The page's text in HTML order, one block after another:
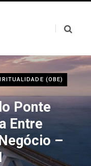
(OBE)
Ponte
Entre
–